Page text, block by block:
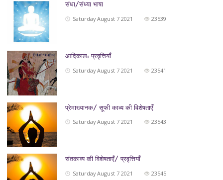
संधा/संध्या भाषा
Saturday August 7 2021
23539
आदिकाल: प्रवृत्तियाँ
Saturday August 7 2021
23541
प्रेमाख्यानक/ सूफी काव्य की विशेषताएँ
Saturday August 7 2021
23543
संतकाव्य की विशेषताएँ/ प्रवृत्तियाँ
Saturday August 7 2021
23545